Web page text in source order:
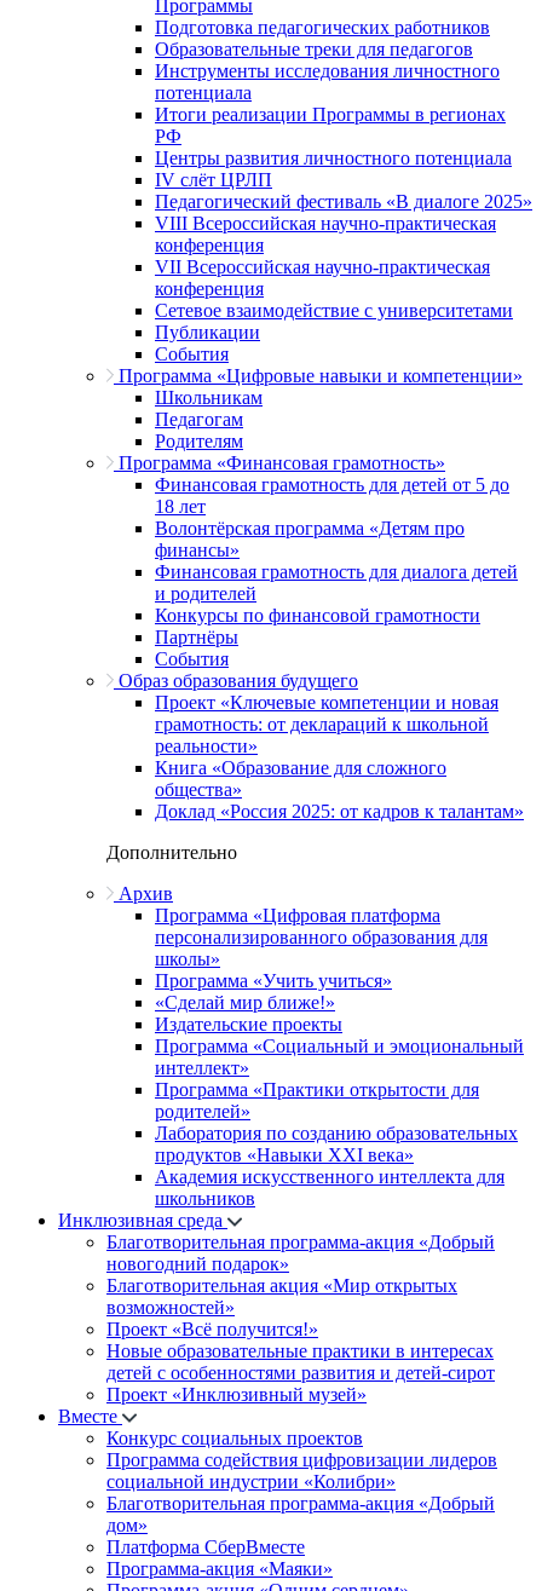
Программы
Подготовка педагогических работников
Образовательные треки для педагогов
Инструменты исследования личностного
потенциала
Итоги реализации Программы в регионах
РФ
Центры развития личностного потенциала
IV слёт ЦРЛП
Педагогический фестиваль «В диалоге 2025»
VIII Всероссийская научно-практическая
конференция
VII Всероссийская научно-практическая
конференция
Сетевое взаимодействие с университетами
Публикации
События
Программа «Цифровые навыки и компетенции»
Школьникам
Педагогам
Родителям
Программа «Финансовая грамотность»
Финансовая грамотность для детей от 5 до
18 лет
Волонтёрская программа «Детям про
финансы»
Финансовая грамотность для диалога детей
и родителей
Конкурсы по финансовой грамотности
Партнёры
События
Образ образования будущего
Проект «Ключевые компетенции и новая
грамотность: от деклараций к школьной
реальности»
Книга «Образование для сложного
общества»
Доклад «Россия 2025: от кадров к талантам»
Дополнительно
Архив
Программа «Цифровая платформа
персонализированного образования для
школы»
Программа «Учить учиться»
«Сделай мир ближе!»
Издательские проекты
Программа «Социальный и эмоциональный
интеллект»
Программа «Практики открытости для
родителей»
Лаборатория по созданию образовательных
продуктов «Навыки XXI века»
Академия искусственного интеллекта для
школьников
Инклюзивная среда
Благотворительная программа-акция «Добрый
новогодний подарок»
Благотворительная акция «Мир открытых
возможностей»
Проект «Всё получится!»
Новые образовательные практики в интересах
детей с особенностями развития и детей-сирот
Проект «Инклюзивный музей»
Вместе
Конкурс социальных проектов
Программа содействия цифровизации лидеров
социальной индустрии «Колибри»
Благотворительная программа-акция «Добрый
дом»
Платформа СберВместе
Программа-акция «Маяки»